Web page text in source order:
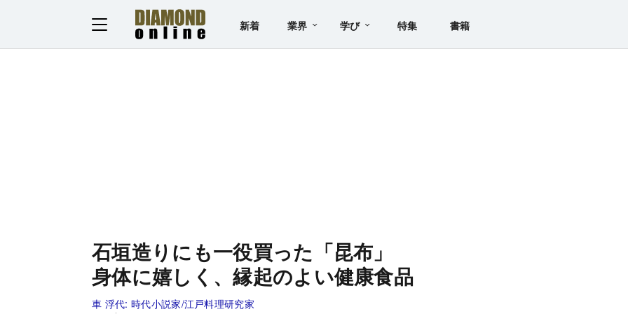
新着 業界 学び 特集 書籍
石垣造りにも一役買った「昆布」
身体に嬉しく、縁起のよい健康食品
車 浮代: 時代小説家/江戸料理研究家